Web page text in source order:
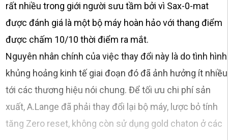
rất nhiều trong giới người sưu tầm bởi vì Sax-0-mat
được đánh giá là một bộ máy hoàn hảo với thang điểm
được chấm 10/10 thời điểm ra mắt.
Nguyên nhân chính của việc thay đổi này là do tình hình
khủng hoảng kinh tế giai đoạn đó đã ảnh hưởng ít nhiều
tới các thương hiệu nói chung. Để tối ưu chi phí sản
xuất, A.Lange đã phải thay đổi lại bộ máy, lược bỏ tính
tăng Zero reset, không còn sử dụng gold chaton ở các